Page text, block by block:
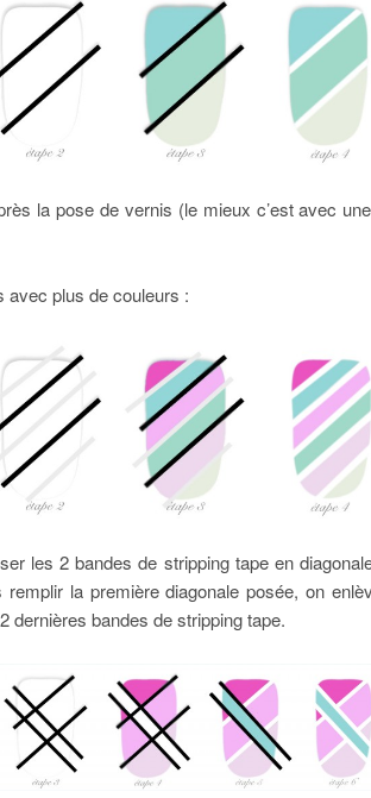
la pose de vernis (le mieux c’est avec
avec plus de couleurs :
les 2 bandes de stripping tape en
la première diagonale posée, on
dernières bandes de stripping tape.